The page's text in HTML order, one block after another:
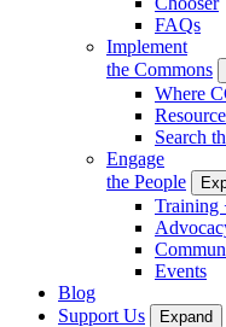
FAQs
Implement
the Commons
Where
Search
Engage
the People
Training
Events
Blog
Support Us
Expand